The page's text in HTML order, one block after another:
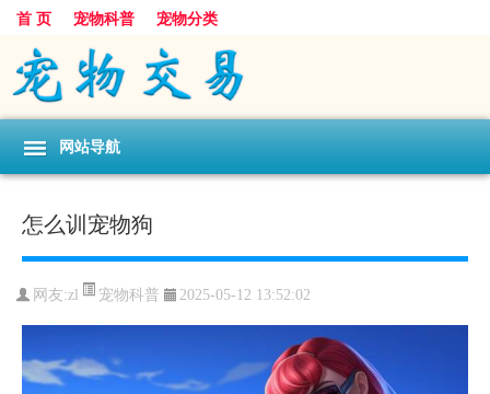
首 页 宠物科普 宠物分类
网站导航
怎么训宠物狗
网友:zl 宠物科普 2025-05-12 13:52:02